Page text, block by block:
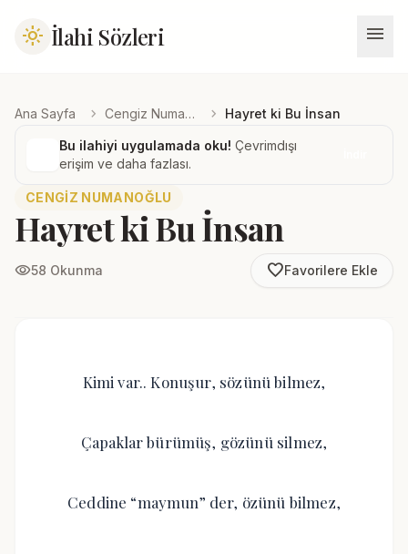
light_mode İlahi Sözleri menu
Ana Sayfa chevron_right Cengiz Numanoğlu chevron_right Hayret ki Bu İnsan
Bu ilahiyi uygulamada oku! Çevrimdışı
erişim ve daha fazlası.
CENGIZ NUMANOĞLU
Hayret ki Bu İnsan
visibility58 Okunma favorite_borderFavorilere Ekle
Kimi var.. Konuşur, sözünü bilmez,
Çapaklar bürümüş, gözünü silmez,
Ceddine “maymun” der, özünü bilmez,